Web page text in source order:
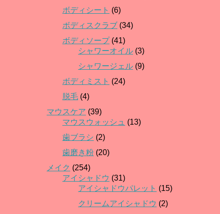
ボディシート (6)
ボディスクラブ (34)
ボディソープ(41)
シャワーオイル (3)
シャワージェル (9)
ボディミスト (24)
脱毛 (4)
マウスケア (39)
マウスウォッシュ (13)
歯ブラシ (2)
歯磨き粉 (20)
メイク (254)
アイシャドウ (31)
アイシャドウパレット (15)
クリームアイシャドウ (2)